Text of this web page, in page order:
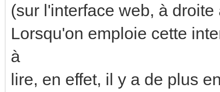
(sur l'interface web, à droite
Lorsqu'on emploie cette
à
lire, en effet, il y a de plus